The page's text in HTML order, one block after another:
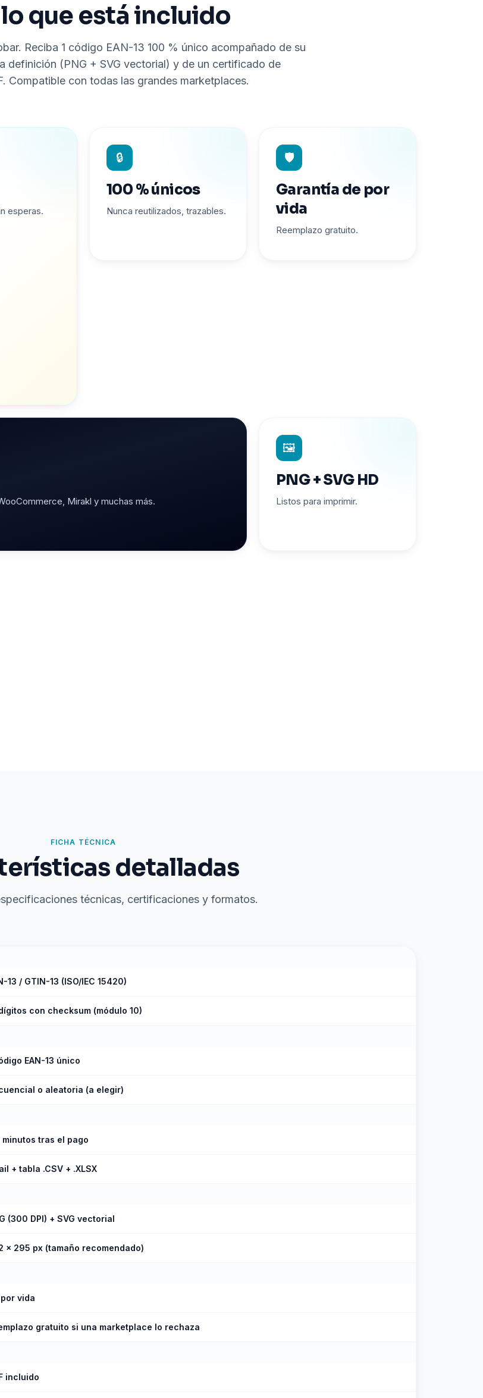
que está incluido
Reciba 1 código EAN-13 100 % único acompañado de su
definición (PNG + SVG vectorial) y de un certificado de
Compatible con todas las grandes marketplaces.
esperas.
🔒
100 % únicos
Nunca reutilizados, trazables.
🛡️
Garantía de por
vida
Reemplazo gratuito.
Mirakl y muchas más.
🖼️
PNG + SVG HD
Listos para imprimir.
FICHA TÉCNICA
detalladas
técnicas, certificaciones y formatos.
13 / GTIN-13 (ISO/IEC 15420)
con checksum (módulo 10)
EAN-13 único
o aleatoria (a elegir)
minutos tras el pago
+ tabla .CSV + .XLSX
(300 DPI) + SVG vectorial
× 295 px (tamaño recomendado)
por vida
gratuito si una marketplace lo rechaza
incluido